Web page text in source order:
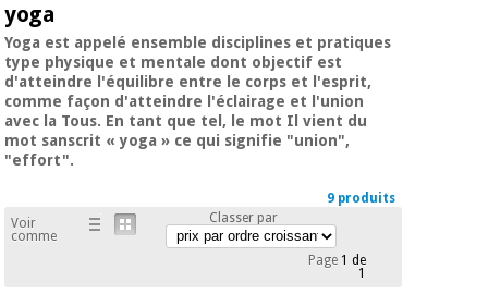
Nos
produits
Kinefis
Nouveautes
Offres
du
corps
Dentisterie
équipement
médical
Médecine
traditionnelle
Nos
produits
Kinefis
de vie
et
soins
du
corps
équipement
yoga
Yoga est appelé ensemble disciplines et pratiques
type physique et mentale dont objectif est
d'atteindre l'équilibre entre le corps et l'esprit,
comme façon d'atteindre l'éclairage et l'union
avec la Tous. En tant que tel, le mot Il vient du
mot sanscrit « yoga » ce qui signifie "union",
"effort".
9 produits
Voir
comme
Classer par
Page1 de
1